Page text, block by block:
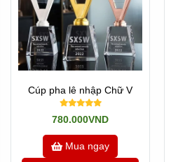
Cúp pha lê nhập Chữ V
780.000VND
Mua ngay